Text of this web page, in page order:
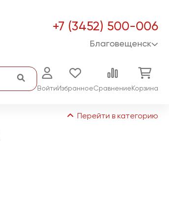
+7 (3452) 500-006
Благовещенск
Войти ИзбранноеСравнение Корзина
Перейти в категорию